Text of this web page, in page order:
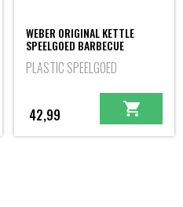
WEBER ORIGINAL KETTLE
SPEELGOED BARBECUE
PLASTIC SPEELGOED
42,99